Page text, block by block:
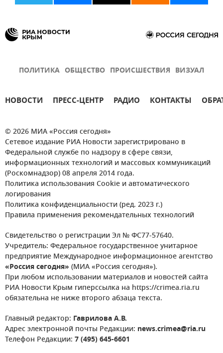
ПОЛИТИКА ОБЩЕСТВО ПРОИСШЕСТВИЯ ВИЗУАЛ
НОВОСТИ ПРЕСС-ЦЕНТР РАДИО КОНТАКТЫ
© 2026 МИА «Россия сегодня»
Сетевое издание РИА Новости зарегистрировано в
Федеральной службе по надзору в сфере связи,
информационных технологий и массовых коммуникаций
(Роскомнадзор) 08 апреля 2014 года.
Политика использования Cookie и автоматического
логирования
Политика конфиденциальности (ред. 2023 г.)
Правила применения рекомендательных технологий
Свидетельство о регистрации Эл № ФС77-57640.
Учредитель: Федеральное государственное унитарное
предприятие Международное информационное агентство
«Россия сегодня» (МИА «Россия сегодня»).
При любом использовании материалов и новостей сайта
РИА Новости Крым гиперссылка на https://crimea.ria.ru
обязательна не ниже второго абзаца текста.
Главный редактор: Гаврилова А.В.
Адрес электронной почты Редакции: news.crimea@ria.ru
Телефон Редакции: 7 (495) 645-6601